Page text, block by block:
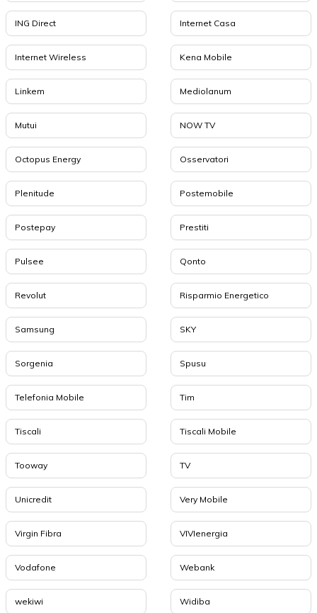
ING Direct Internet Casa
Internet Wireless Kena Mobile
Linkem Mediolanum
Mutui NOW TV
Octopus Energy Osservatori
Plenitude Postemobile
Postepay Prestiti
Pulsee Qonto
Revolut Risparmio Energetico
Samsung SKY
Sorgenia Spusu
Telefonia Mobile Tim
Tiscali Tiscali Mobile
Tooway TV
Unicredit Very Mobile
Virgin Fibra VIVIenergia
Vodafone Webank
wekiwi Widiba